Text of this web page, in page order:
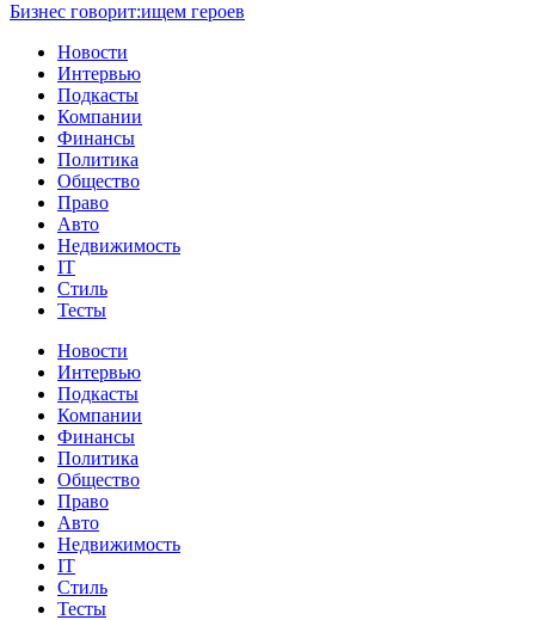
Бизнес говорит:ищем героев
Новости
Интервью
Подкасты
Компании
Финансы
Политика
Общество
Право
Авто
Недвижимость
IT
Стиль
Тесты
Новости
Интервью
Подкасты
Компании
Финансы
Политика
Общество
Право
Авто
Недвижимость
IT
Стиль
Тесты